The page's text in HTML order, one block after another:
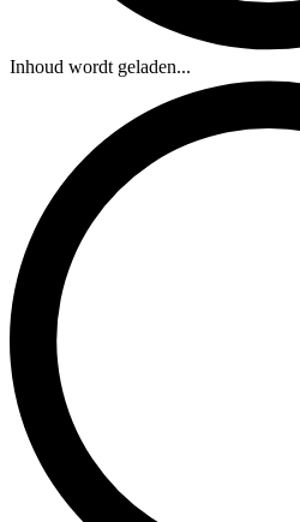
Inhoud wordt geladen...